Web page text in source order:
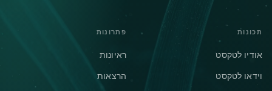
תכונות
אודיו לטקסט
וידאו לטקסט
פתרונות
ראיונות
הרצאות